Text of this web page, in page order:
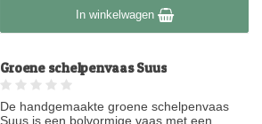
Op voorraadIn winkelwagen
Groene schelpenvaas Suus
De handgemaakte groene schelpenvaas
Suus is een bolvormige vaas met een